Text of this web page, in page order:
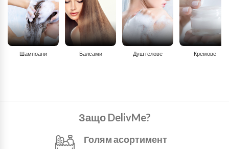
Шампоани Балсами Душ гелове Кремове
Защо DelivMe?
Голям асортимент